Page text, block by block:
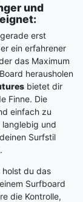
und
erst
ein erfahrener
das Maximum
herausholen
bietet dir
Finne. Die
einfach zu
langlebig und
Surfstil
holst du das
Surfboard
die Kontrolle,